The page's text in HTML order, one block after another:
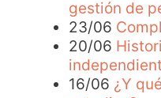
gestión de
23/06
20/06
16/06 ¿Y